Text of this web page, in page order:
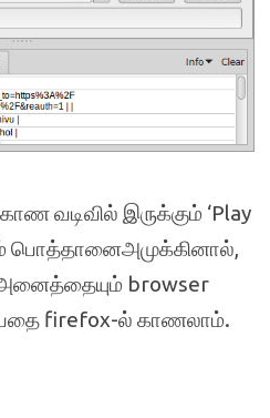
வடிவில் இருக்கும் ‘Play
பொத்தானைஅமுக்கினால்,
browser
firefox-ல் காணலாம்.